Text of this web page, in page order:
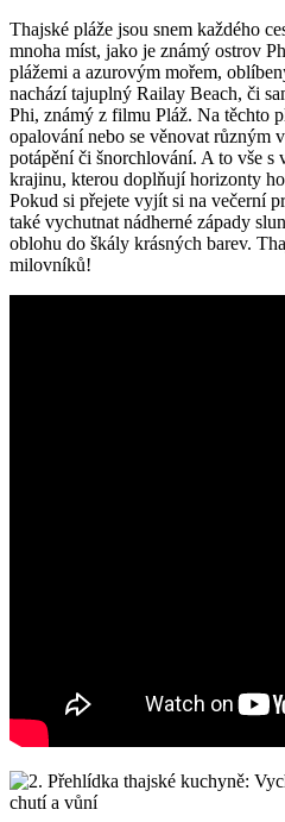
Thajské pláže jsou snem každého
mnoha míst, jako je známý ostrov
plážemi a azurovým mořem,
nachází tajuplný Railay Beach, či
Phi, známý z filmu Pláž. Na těchto
opalování nebo se věnovat různým
potápění či šnorchlování. A to vše s
krajinu, kterou doplňují horizonty
Pokud si přejete vyjít si na večerní
také vychutnat nádherné západy
oblohu do škály krásných barev.
milovníků!